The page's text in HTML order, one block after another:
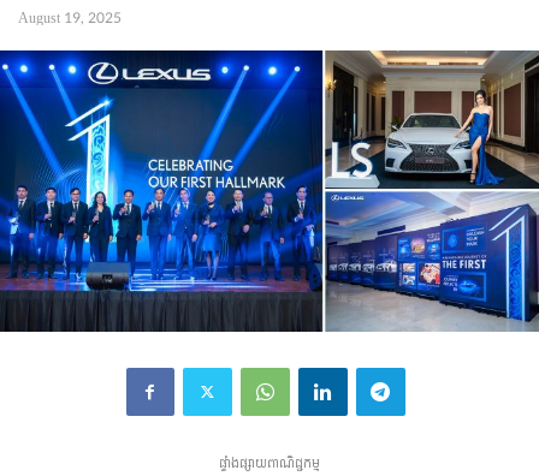
August 19, 2025
ផ្ទាំងផ្សាយពាណិជ្ជកម្ម